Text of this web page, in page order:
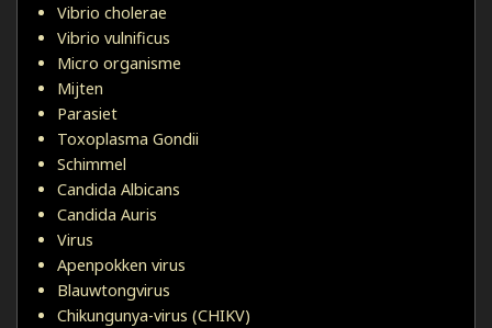
Vibrio cholerae
Vibrio vulnificus
Micro organisme
Mijten
Parasiet
Toxoplasma Gondii
Schimmel
Candida Albicans
Candida Auris
Virus
Apenpokken virus
Blauwtongvirus
Chikungunya-virus (CHIKV)